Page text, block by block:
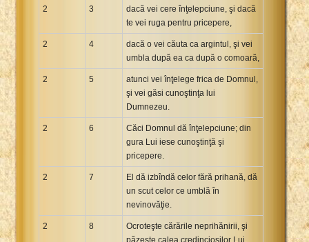
2 3
dacă vei cere înţelepciune, şi dacă
te vei ruga pentru pricepere,
2 4
dacă o vei căuta ca argintul, şi vei
umbla după ea ca după o comoară,
2 5
atunci vei înţelege frica de Domnul,
şi vei găsi cunoştinţa lui
Dumnezeu.
2 6
Căci Domnul dă înţelepciune; din
gura Lui iese cunoştinţă şi
pricepere.
2 7
El dă izbîndă celor fără prihană, dă
un scut celor ce umblă în
nevinovăţie.
2 8
Ocroteşte cărările neprihănirii, şi
păzeşte calea credincioşilor Lui.